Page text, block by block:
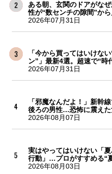
ある朝、玄関のドアがな
性が“数センチの隙間”か
2026年07月31日
「今から買ってはいけな
ン”」最新4選。超速で“時
2026年07月31日
「邪魔なんだよ！」新幹
後ろの男性…恐怖に震え
2026年08月07日
実はやってはいけない「
行動」…プロがすすめる“
2026年08月03日